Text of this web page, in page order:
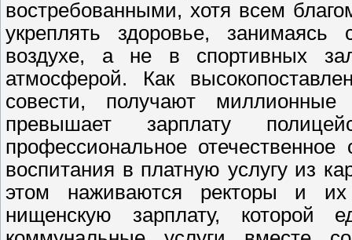
востребованными, хотя всем
укреплять здоровье, занимаясь
воздухе, а не в спортивных
атмосферой. Как
совести, получают
превышает зарплату
профессиональное
воспитания в платную услугу из
этом наживаются ректоры и их
нищенскую зарплату, которой